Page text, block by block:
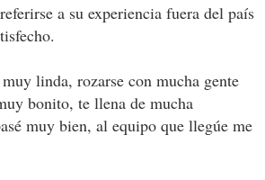
a su experiencia fuera del país
linda, rozarse con mucha gente
bonito, te llena de mucha
muy bien, al equipo que llegúe me